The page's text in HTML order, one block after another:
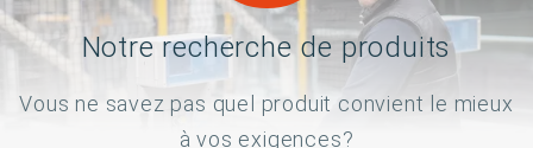
Notre recherche de produits
Vous ne savez pas quel produit convient le mieux
à vos exigences?